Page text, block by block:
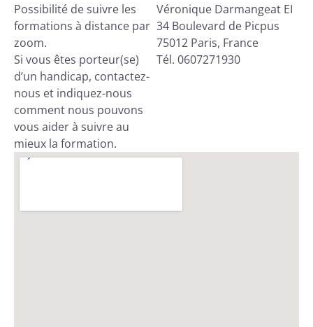
Possibilité de suivre les
formations à distance par
zoom.
Si vous êtes porteur(se)
d’un handicap, contactez-
nous et indiquez-nous
comment nous pouvons
vous aider à suivre au
mieux la formation.
Véronique Darmangeat EI
34 Boulevard de Picpus
75012 Paris, France
Tél. 0607271930